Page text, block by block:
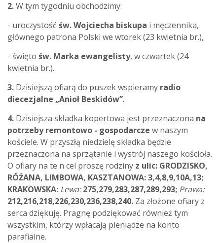
2.W tym tygodniu obchodzimy:
- uroczystość św. Wojciecha biskupa i męczennika,
głównego patrona Polski we wtorek (23 kwietnia br.),
- święto św. Marka ewangelisty, w czwartek (24
kwietnia br.).
3. Dzisiejszą ofiarą do puszek wspieramy radio
diecezjalne „Anioł Beskidów”.
4. Dzisiejsza składka kopertowa jest przeznaczona na
potrzeby remontowo - gospodarcze w naszym
kościele. W przyszłą niedzielę składka będzie
przeznaczona na sprzątanie i wystrój naszego kościoła.
O ofiary na te n cel proszę rodziny z ulic: GRODZISKO,
RÓŻANA, LIMBOWA, KASZTANOWA: 3,4,8,9,10A,13;
KRAKOWSKA: Lewa:275,279,283,287,289,293; Prawa:
212,216,218,226,230,236,238,240. Za złożone ofiary z
serca dziękuję. Pragnę podziękować również tym
wszystkim, którzy wpłacają pieniądze na konto
parafialne.